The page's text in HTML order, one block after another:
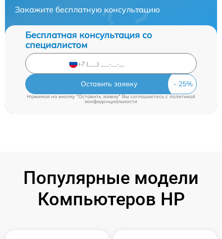
Закажите бесплатную консультацию
Бесплатная консультация со
специалистом
Оставить заявку
Нажимая на кнопку "Оставить заявку" Вы соглашаетесь cполитикой
конфиденциальности
Популярные модели
Компьютеров HP